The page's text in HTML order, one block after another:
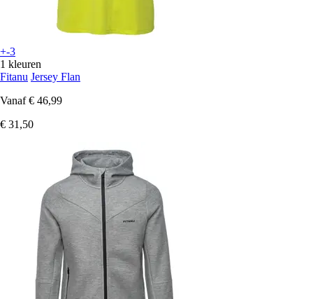
+-3
1 kleuren
Fitanu Jersey Flan
Vanaf € 46,99
€ 31,50